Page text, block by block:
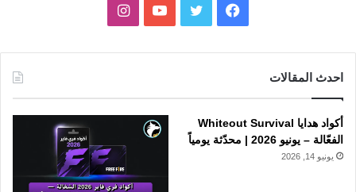
فيسبوك تويتر يوتيوبانستقرام
احدث المقالات
أكواد هدايا Whiteout Survival
الفعّالة – يونيو 2026 | محدّثة يومياً
يونيو 14, 2026